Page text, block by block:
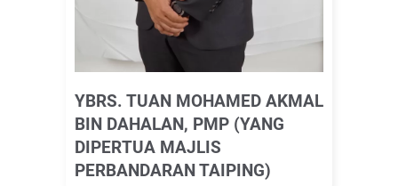
YBRS. TUAN MOHAMED AKMAL
BIN DAHALAN, PMP (YANG
DIPERTUA MAJLIS
PERBANDARAN TAIPING)